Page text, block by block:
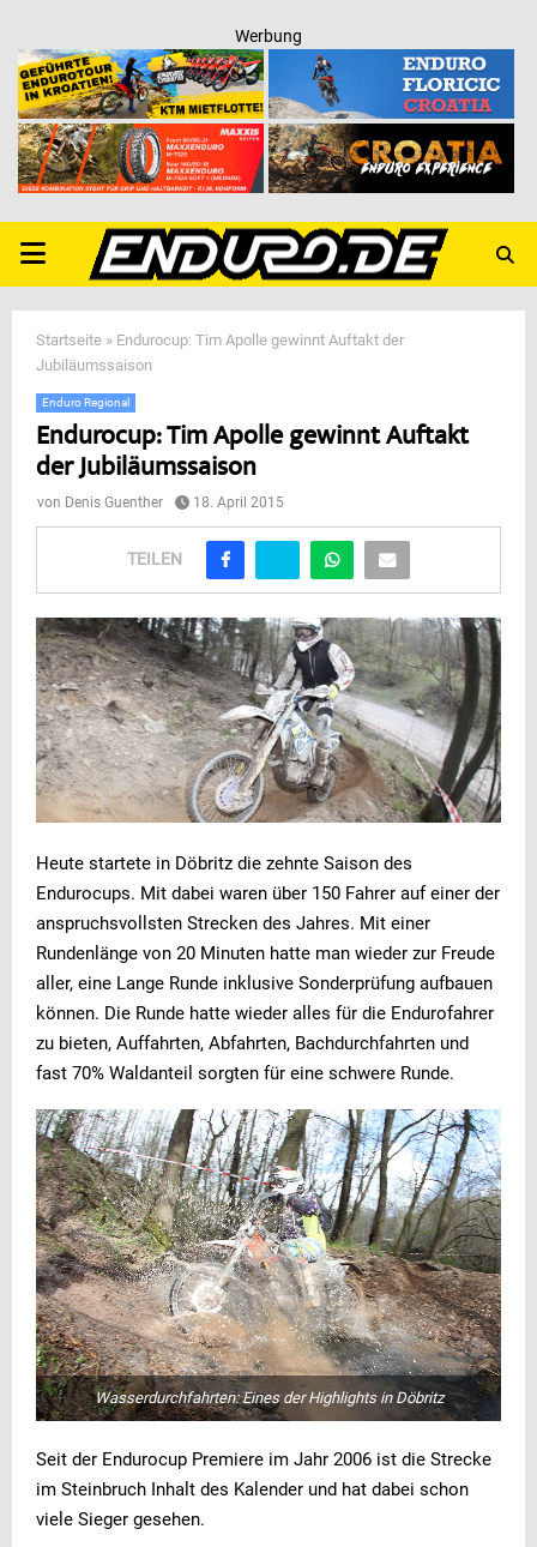
Werbung
PRIMARY
MENU
Startseite » Endurocup: Tim Apolle gewinnt Auftakt der
Jubiläumssaison
Enduro Regional
Endurocup: Tim Apolle gewinnt Auftakt
der Jubiläumssaison
von Denis Guenther 18. April 2015
TEILEN
Heute startete in Döbritz die zehnte Saison des
Endurocups. Mit dabei waren über 150 Fahrer auf einer der
anspruchsvollsten Strecken des Jahres. Mit einer
Rundenlänge von 20 Minuten hatte man wieder zur Freude
aller, eine Lange Runde inklusive Sonderprüfung aufbauen
können. Die Runde hatte wieder alles für die Endurofahrer
zu bieten, Auffahrten, Abfahrten, Bachdurchfahrten und
fast 70% Waldanteil sorgten für eine schwere Runde.
Wasserdurchfahrten: Eines der Highlights in Döbritz
Seit der Endurocup Premiere im Jahr 2006 ist die Strecke
im Steinbruch Inhalt des Kalender und hat dabei schon
viele Sieger gesehen.